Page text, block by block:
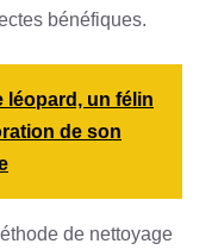
bénéfiques.
léopard, un félin
de son
de nettoyage